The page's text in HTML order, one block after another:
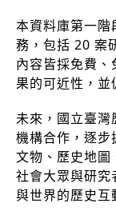
本資料庫第一階
務，包括 20 案
內容皆採免費
果的可近性，並
未來，國立臺
機構合作，逐步
文物、歷史地
社會大眾與研究
與世界的歷史互